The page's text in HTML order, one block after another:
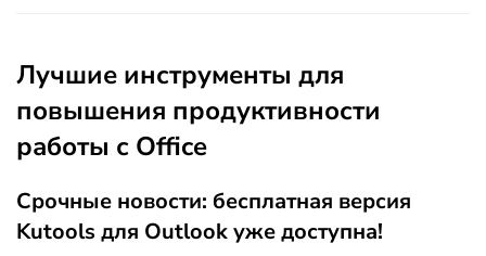
Лучшие инструменты для
повышения продуктивности
работы с Office
Срочные новости: бесплатная версия
Kutools для Outlook уже доступна!